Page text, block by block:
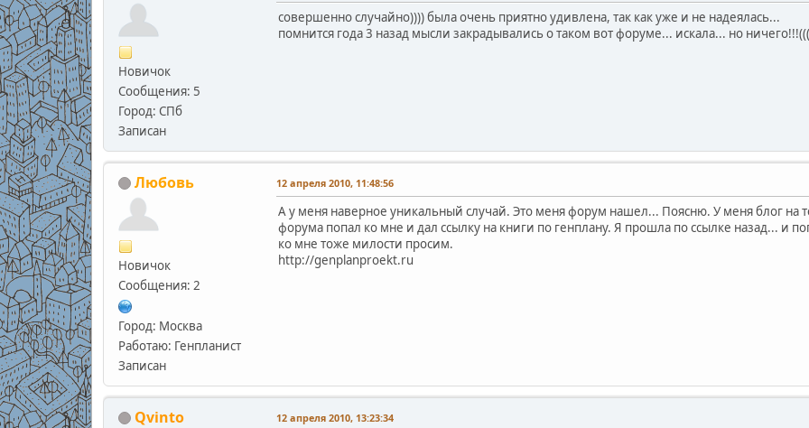
Новичок
Сообщения: 5
Город: СПб
Записан
совершенно случайно)))) была очень приятно удивлена, так как уже и не надеялась...
помнится года 3 назад мысли закрадывались о таком вот форуме... искала... но
Любовь
Новичок
Сообщения: 2
Город: Москва
Работаю: Генпланист
Записан
12 апреля 2010, 11:48:56
А у меня наверное уникальный случай. Это меня форум нашел... Поясню. У меня блог на
форума попал ко мне и дал ссылку на книги по генплану. Я прошла по ссылке назад... и
ко мне тоже милости просим.
http://genplanproekt.ru
Qvinto 12 апреля 2010, 13:23:34